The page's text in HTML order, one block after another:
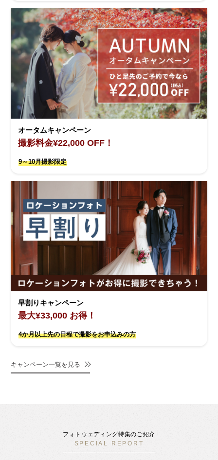
オータムキャンペーン
撮影料金¥22,000 OFF！
9～10月撮影限定
早割りキャンペーン
最大¥33,000 お得！
4か月以上先の日程で撮影をお申込みの方
キャンペーン一覧を見る
フォトウェディング特集のご紹介
SPECIAL REPORT